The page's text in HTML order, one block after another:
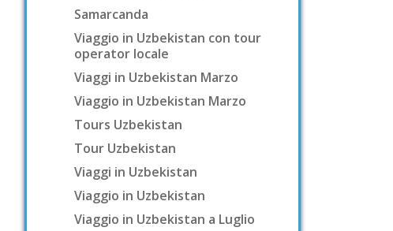
Samarcanda
Viaggio in Uzbekistan con tour
operator locale
Viaggi in Uzbekistan Marzo
Viaggio in Uzbekistan Marzo
Tours Uzbekistan
Tour Uzbekistan
Viaggi in Uzbekistan
Viaggio in Uzbekistan
Viaggio in Uzbekistan a Luglio